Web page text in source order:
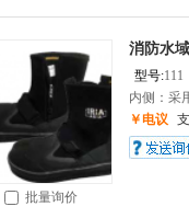
批量询价
消防水
型号:111
内侧：采
￥电议